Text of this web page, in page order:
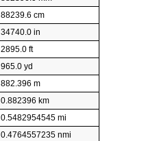
88239.6 cm
34740.0 in
2895.0 ft
965.0 yd
882.396 m
0.882396 km
0.5482954545 mi
0.4764557235 nmi